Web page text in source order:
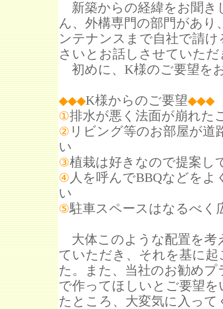
新築からの経緯をお聞き
ん、外構専門の部門があ
ンテナンスまで自社で請
さいとお話しさせていた
初めに、K様のご要望を
◆◆◆K様からのご要望◆◆◆
①排水が悪く法面が崩れた
② リビング等のお部屋が
い
③植栽は好きなので提案し
④ 人を呼んでBBQなどを
い
⑤駐車スペースはなるべく
大体このような配置を考
ていただき、それを基に
た。また、当社のお勧め
で作ってほしいとご要望
たところ、大変気に入っ